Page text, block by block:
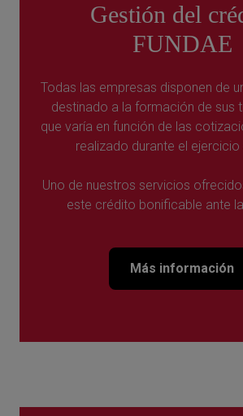
Gestión del
FUNDAE
Todas las empresas disponen de
destinado a la formación de sus
que varía en función de las
realizado durante el ejercicio
Uno de nuestros servicios
este crédito bonificable ante la
Más información